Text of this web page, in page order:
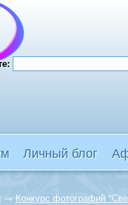
Личный блог
→ Конкурс фотографий